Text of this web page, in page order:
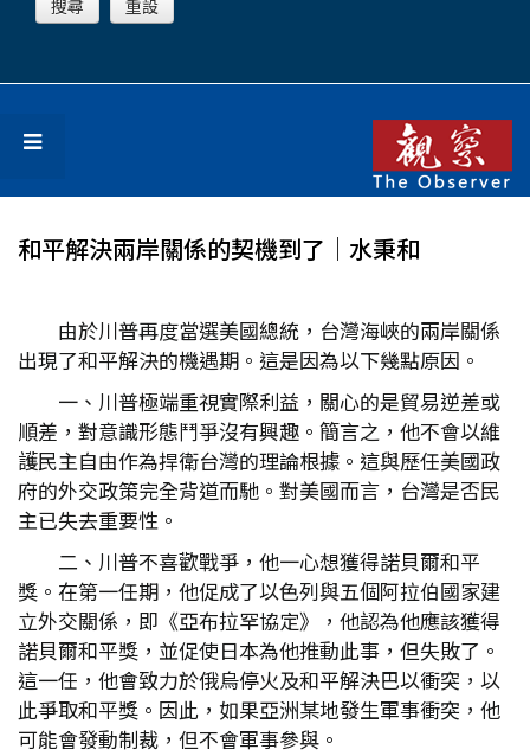
和平解決兩岸關係的契機到了│水秉和
由於川普再度當選美國總統，台灣海峽的兩岸關係
出現了和平解決的機遇期。這是因為以下幾點原因。
一、川普極端重視實際利益，關心的是貿易逆差或
順差，對意識形態鬥爭沒有興趣。簡言之，他不會以維
護民主自由作為捍衛台灣的理論根據。這與歷任美國政
府的外交政策完全背道而馳。對美國而言，台灣是否民
主已失去重要性。
二、川普不喜歡戰爭，他一心想獲得諾貝爾和平
獎。在第一任期，他促成了以色列與五個阿拉伯國家建
立外交關係，即《亞布拉罕協定》，他認為他應該獲得
諾貝爾和平獎，並促使日本為他推動此事，但失敗了。
這一任，他會致力於俄烏停火及和平解決巴以衝突，以
此爭取和平獎。因此，如果亞洲某地發生軍事衝突，他
可能會發動制裁，但不會軍事參與。